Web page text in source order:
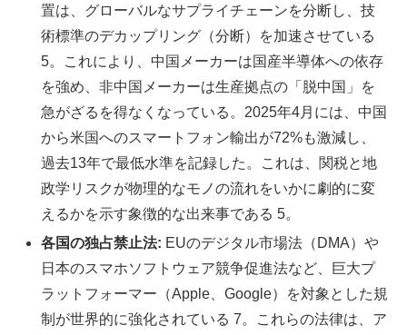
置は、グローバルなサプライチェーンを分断し、技
術標準のデカップリング（分断）を加速させている
5。これにより、中国メーカーは国産半導体への依存
を強め、非中国メーカーは生産拠点の「脱中国」を
急がざるを得なくなっている。2025年4月には、中国
から米国へのスマートフォン輸出が72%も激減し、
過去13年で最低水準を記録した。これは、関税と地
政学リスクが物理的なモノの流れをいかに劇的に変
えるかを示す象徴的な出来事である 5。
各国の独占禁止法: EUのデジタル市場法（DMA）や
日本のスマホソフトウェア競争促進法など、巨大プ
ラットフォーマー（Apple、Google）を対象とした規
制が世界的に強化されている 7。これらの法律は、ア